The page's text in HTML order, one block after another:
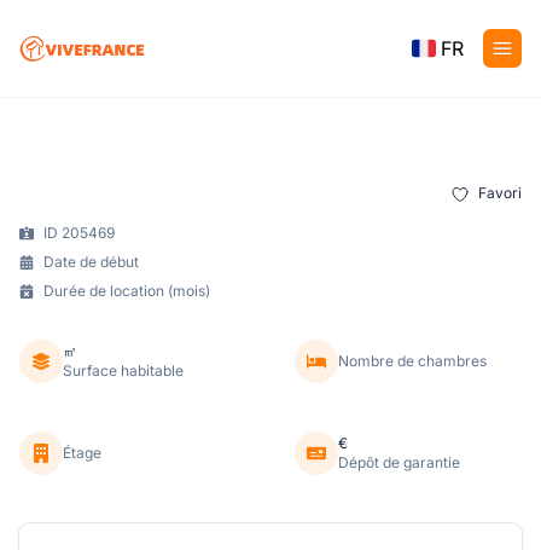
FR
Favori
ID 205469
Date de début
Durée de location (mois)
㎡
Surface habitable
Nombre de chambres
Étage
€
Dépôt de garantie